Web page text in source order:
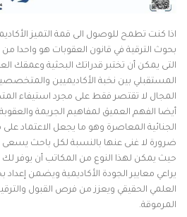
اذا كنت تطمح للوصول الى قمة التميز
بحوث الترقية في قانون العقوبات هو واحدا
التى يمكن أن تختبر قدراتك البحثية وعمقك
المستقبلي بين نخبة الأكاديميين
المجال لا تقتصر فقط على مجرد استيفاء
أيضا الفهم العميق لمفاهيم الجريمة
الجنائية المعاصرة وهو ما يجعل الاعتماد
ضرورة لا غنى عنها بالنسبة لكل باحث يسعى
حيث يمكن لهذا النوع من المكاتب أن يوفر لك
يراعي معايير الجودة الأكاديمية ويضمن
العلمي الحقيقي ويعزز من فرص القبول
المرموقة.